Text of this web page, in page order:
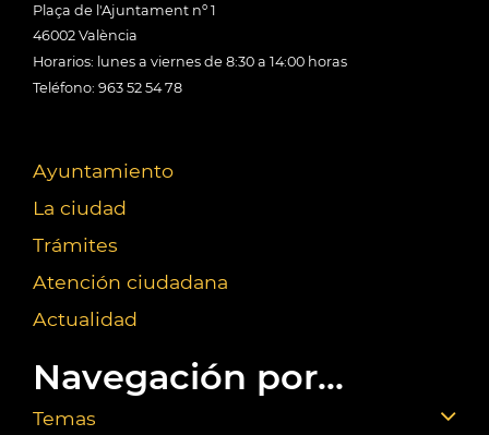
Plaça de l'Ajuntament nº 1
46002 València
Horarios: lunes a viernes de 8:30 a 14:00 horas
Teléfono: 963 52 54 78
Ayuntamiento
La ciudad
Trámites
Atención ciudadana
Actualidad
Navegación por...
Temas